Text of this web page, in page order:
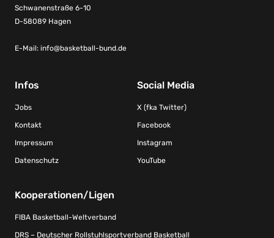
Schwanenstraße 6-10
D-58089 Hagen
E-Mail: info@basketball-bund.de
Infos
Jobs
Kontakt
Impressum
Datenschutz
Social Media
X (fka Twitter)
Facebook
Instagram
YouTube
Kooperationen/Ligen
FIBA Basketball-Weltverband
DRS – Deutscher Rollstuhlsportverband Basketball